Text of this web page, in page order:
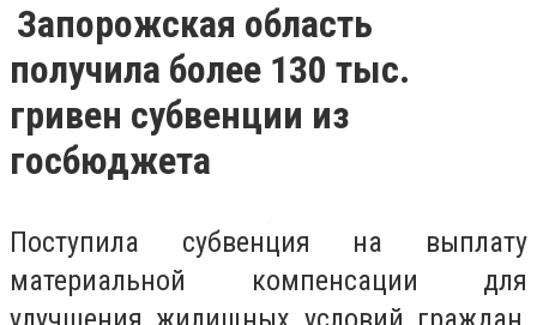
Запорожская область
получила более 130 тыс.
гривен субвенции из
госбюджета
Поступила субвенция на выплату
материальной компенсации для